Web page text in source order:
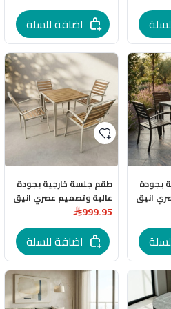
اضافة للسلة
بجودة
انيق
طقم جلسة خارجية بجودة
عالية وتصميم عصري انيق
باللون البيج
999.95
اضافة للسلة